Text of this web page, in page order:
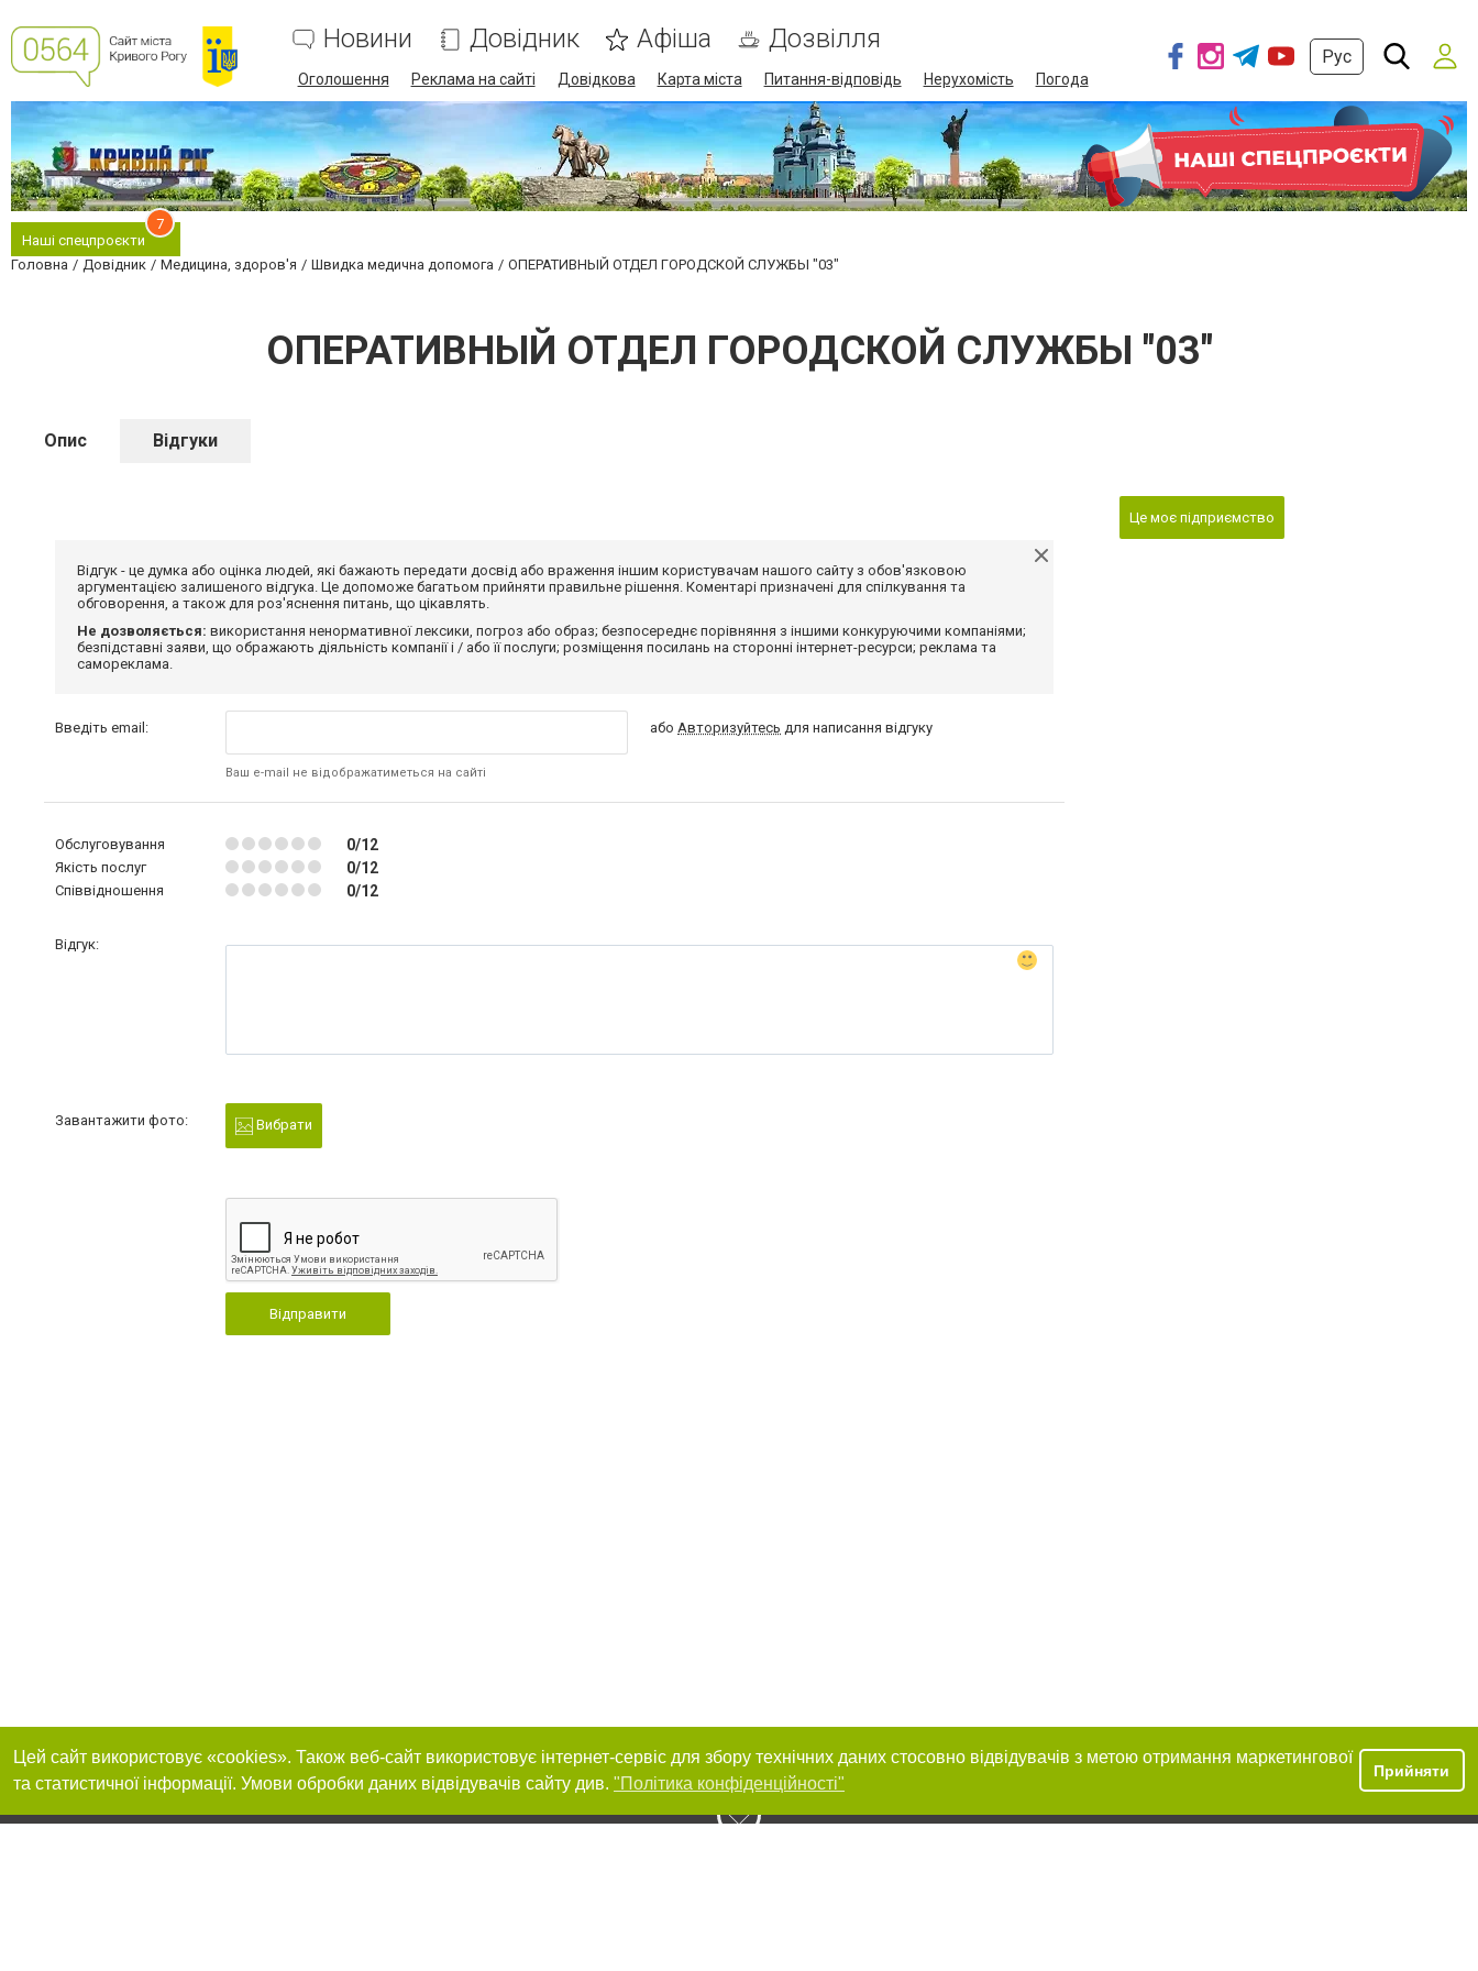
Новини Довідник Афіша Дозвілля
Оголошення Реклама на сайті Довідкова Карта міста Питання-відповідь Нерухомість Погода
Рус
Наші спецпроєкти
7
Головна Довідник Медицина, здоров'я Швидка медична допомога ОПЕРАТИВНЫЙ ОТДЕЛ ГОРОДСКОЙ СЛУЖБЫ "03"
ОПЕРАТИВНЫЙ ОТДЕЛ ГОРОДСКОЙ СЛУЖБЫ "03"
Опис Відгуки
Відгук - це думка або оцінка людей, які бажають передати досвід або враження іншим користувачам нашого сайту з обов'язковою
аргументацією залишеного відгука. Це допоможе багатьом прийняти правильне рішення. Коментарі призначені для спілкування та
обговорення, а також для роз'яснення питань, що цікавлять.
Не дозволяється: використання ненормативної лексики, погроз або образ; безпосереднє порівняння з іншими конкуруючими компаніями;
безпідставні заяви, що ображають діяльність компанії і / або її послуги; розміщення посилань на сторонні інтернет-ресурси; реклама та
самореклама.
Введіть email:
Ваш e-mail не відображатиметься на сайті
абоАвторизуйтесь для написання відгуку
Обслуговування 0/12
Якість послуг 0/12
Співвідношення 0/12
Відгук:
Завантажити фото: Вибрати
Відправити
Це моє підприємство
Цей сайт використовує «cookies». Також веб-сайт використовує інтернет-сервіс для збору технічних даних стосовно відвідувачів з метою отримання маркетингової
та статистичної інформації. Умови обробки даних відвідувачів сайту див. "Політика конфіденційності"
Прийняти